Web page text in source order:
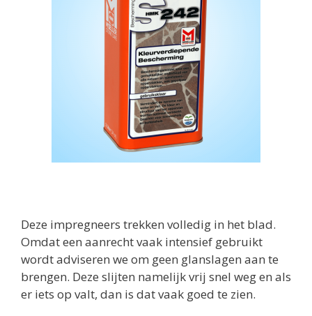
Deze impregneers trekken volledig in het blad.
Omdat een aanrecht vaak intensief gebruikt
wordt adviseren we om geen glanslagen aan te
brengen. Deze slijten namelijk vrij snel weg en als
er iets op valt, dan is dat vaak goed te zien.